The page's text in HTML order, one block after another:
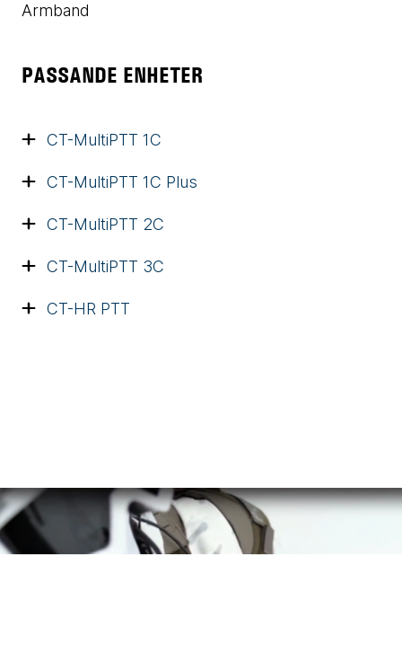
Armband
PASSANDE ENHETER
CT-MultiPTT 1C
CT-MultiPTT 1C Plus
CT-MultiPTT 2C
CT-MultiPTT 3C
CT-HR PTT